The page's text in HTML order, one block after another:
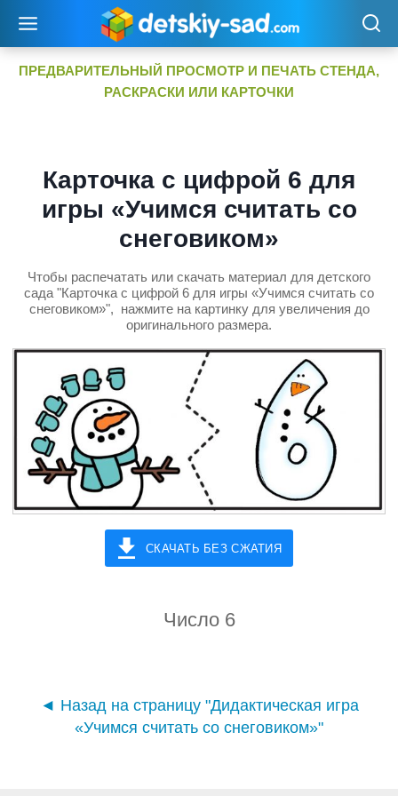
содержимому
ПРЕДВАРИТЕЛЬНЫЙ ПРОСМОТР И ПЕЧАТЬ СТЕНДА,
РАСКРАСКИ ИЛИ КАРТОЧКИ
Карточка с цифрой 6 для
игры «Учимся считать со
снеговиком»
Чтобы распечатать или скачать материал для детского
сада "Карточка с цифрой 6 для игры «Учимся считать со
снеговиком»", нажмите на картинку для увеличения до
оригинального размера.
СКАЧАТЬ БЕЗ СЖАТИЯ
Число 6
◄ Назад на страницу "Дидактическая игра
«Учимся считать со снеговиком»"